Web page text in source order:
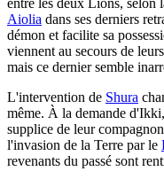
entre les deux Lions,
Aiolia dans ses derniers
démon et facilite sa
viennent au secours de
mais ce dernier semble
L'intervention de Shura
même. À la demande
supplice de leur
l'invasion de la Terre par le
revenants du passé sont